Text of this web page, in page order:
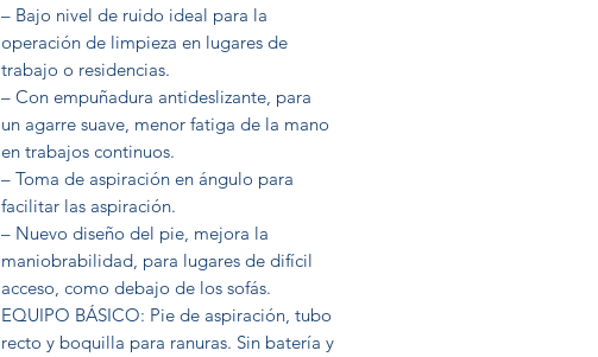
– Bajo nivel de ruido ideal para la
operación de limpieza en lugares de
trabajo o residencias.
– Con empuñadura antideslizante, para
un agarre suave, menor fatiga de la mano
en trabajos continuos.
– Toma de aspiración en ángulo para
facilitar las aspiración.
– Nuevo diseño del pie, mejora la
maniobrabilidad, para lugares de difícil
acceso, como debajo de los sofás.
EQUIPO BÁSICO: Pie de aspiración, tubo
recto y boquilla para ranuras. Sin batería y